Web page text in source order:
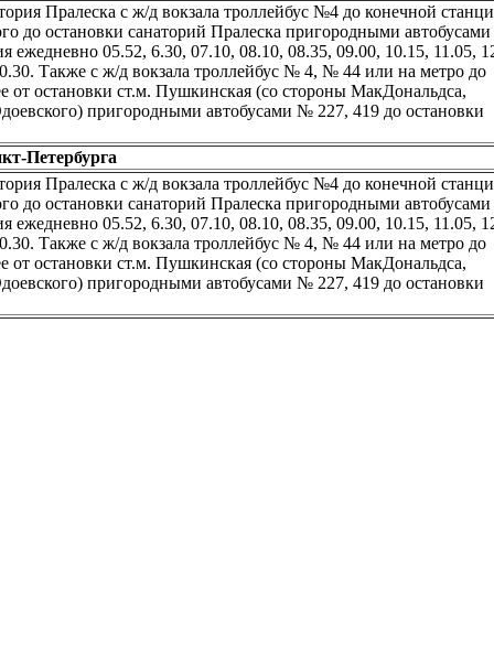
Пралеска с ж/д вокзала троллейбус №4 до конечной
до остановки санаторий Пралеска пригородными
ежедневно 05.52, 6.30, 07.10, 08.10, 08.35, 09.00, 10.15, 11.05,
Также с ж/д вокзала троллейбус № 4, № 44 или на метро до
от остановки ст.м. Пушкинская (со стороны МакДональдса,
пригородными автобусами № 227, 419 до остановки
Петербурга
Пралеска с ж/д вокзала троллейбус №4 до конечной
до остановки санаторий Пралеска пригородными
ежедневно 05.52, 6.30, 07.10, 08.10, 08.35, 09.00, 10.15, 11.05,
Также с ж/д вокзала троллейбус № 4, № 44 или на метро до
от остановки ст.м. Пушкинская (со стороны МакДональдса,
пригородными автобусами № 227, 419 до остановки